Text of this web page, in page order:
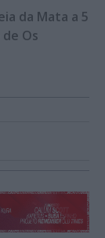
da Mata a 5
Os